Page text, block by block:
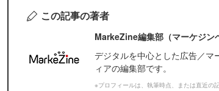
この記事の著者
MarkeZine編集部（マーケジン
デジタルを中心とした広告／マ
ィアの編集部です。
※プロフィールは、執筆時点、または直近の